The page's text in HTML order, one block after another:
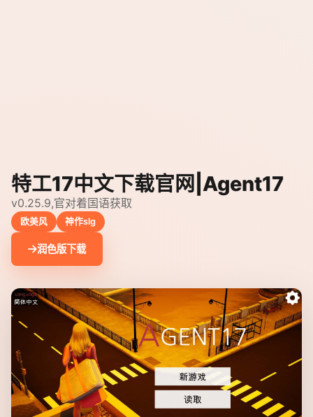
特工17中文下载官网|Agent17
v0.25.9,官对着国语获取
欧美风 神作slg
润色版下载